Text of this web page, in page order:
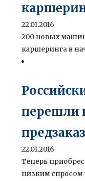
22.01.2016
200 новых
каршеринга в
перешли
22.01.2016
Теперь
низким спросом